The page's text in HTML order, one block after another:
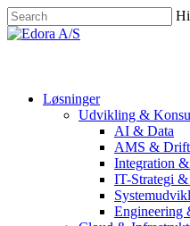
Skip
to
Close
Løsninger
Udvikling &
AI & Data
AMS & Drift
Integration
IT-Strategi
Engineering